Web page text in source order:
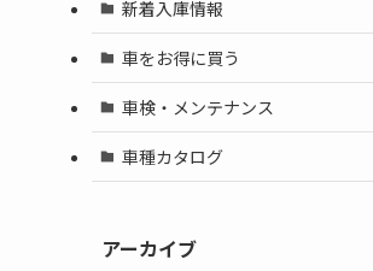
新着入庫情報
車をお得に買う
車検・メンテナンス
車種カタログ
アーカイブ